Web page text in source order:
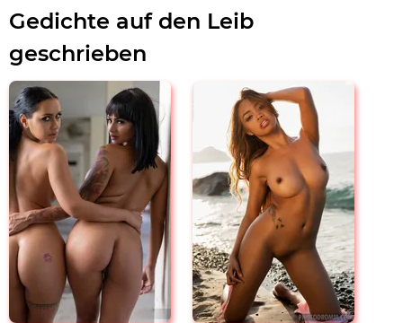
Gedichte auf den Leib
geschrieben